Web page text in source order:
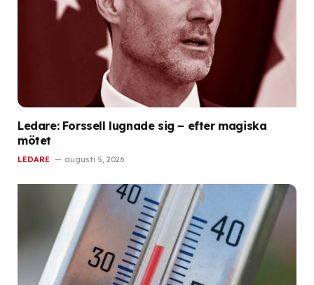
Ledare: Forssell lugnade sig – efter magiska
mötet
LEDARE augusti 5, 2026